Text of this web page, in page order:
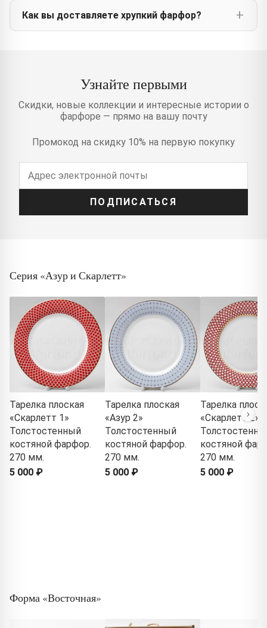
Как вы доставляете хрупкий фарфор?
Узнайте первыми
Скидки, новые коллекции и интересные истории о
фарфоре — прямо на вашу почту
Промокод на скидку 10% на первую покупку
ПОДПИСАТЬСЯ
Серия «Азур и Скарлетт»
Тарелка плоская
«Скарлетт 1»
Толстостенный
костяной фарфор.
270 мм.
5 000 ₽
Тарелка плоская
«Азур 2»
Толстостенный
костяной фарфор.
270 мм.
5 000 ₽
Тарелка
«Скарлетт 2»
костяной
270 мм.
5 000 ₽
Форма «Восточная»